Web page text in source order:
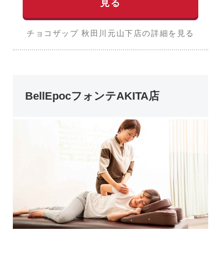
見る
チョコザップ 秋田川元山下店の詳細を見る
BellEpocフォンテAKITA店